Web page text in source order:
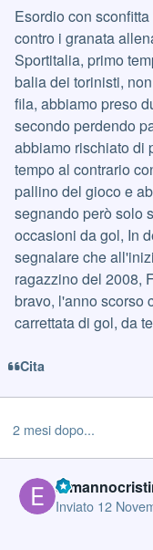
Esordio con
contro i granata
Sportitalia, primo
balia dei torinisti,
fila, abbiamo preso
secondo perdendo
abbiamo rischiato di
tempo al contrario
pallino del gioco e
segnando però solo
occasioni da gol, In
segnalare che
ragazzino del 2008,
bravo, l'anno scorso
carrettata di gol, da
Cita
2 mesi dopo...
Inviato 12